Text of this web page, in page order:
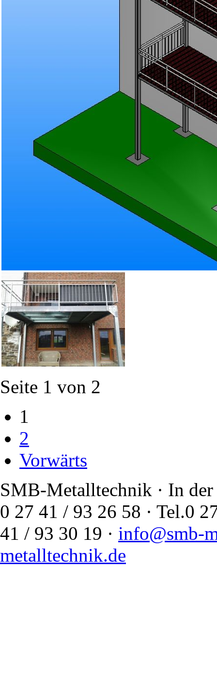
Seite 1 von 2
1
2
Vorwärts
SMB-Metalltechnik · In der
0 27 41 / 93 26 58 ·
41 / 93 30 19 · info@smb-
metalltechnik.de